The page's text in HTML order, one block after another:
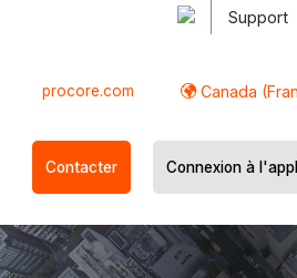
Support
procore.com Canada
Contacter Connexion à